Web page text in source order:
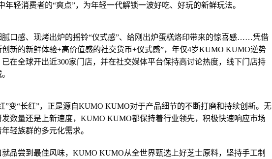
年轻消费者的“爽点”，为年轻一代解锁一波好吃、好玩的新鲜玩法。
腻口感、现烤出炉的摇铃“仪式感”、给刚出炉蛋糕烙印带来的惊喜感……凭借
创新的新鲜体验+高价值感的社交货币+仪式感”，年仅4岁KUMO KUMO逆势
在全球开出近300家门店，并在社交媒体平台保持高讨论热度，线下门店持
”变“长红”，正是源自KUMO KUMO对于产品细节的不断打磨和持续创新。无
数量还是上新速度，KUMO KUMO都保持着行业领先，积极快速响应市场
轻族群的多元化需求。
品尝到最佳风味，KUMO KUMO从全世界甄选上好芝士原料，坚持手工制